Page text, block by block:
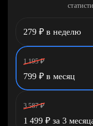
279 ₽ в неделю
1 195 ₽
799 ₽ в месяц
3 587 ₽
1 499 ₽ за 3